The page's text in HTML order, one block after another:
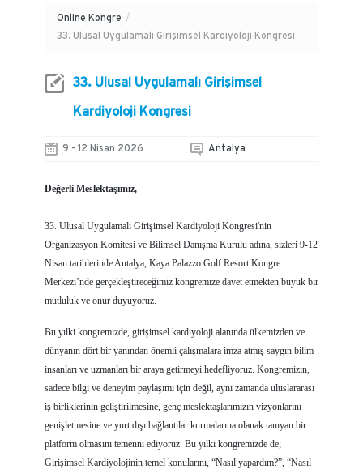
Online Kongre
/
33. Ulusal Uygulamalı Girişimsel Kardiyoloji Kongresi
33. Ulusal Uygulamalı Girişimsel
Kardiyoloji Kongresi
9 - 12 Nisan 2026 Antalya
Değerli Meslektaşımız,
33. Ulusal Uygulamalı Girişimsel Kardiyoloji Kongresi'nin
Organizasyon Komitesi ve Bilimsel Danışma Kurulu adına, sizleri 9-12
Nisan tarihlerinde Antalya, Kaya Palazzo Golf Resort Kongre
Merkezi’nde gerçekleştireceğimiz kongremize davet etmekten büyük bir
mutluluk ve onur duyuyoruz.
Bu yılki kongremizde, girişimsel kardiyoloji alanında ülkemizden ve
dünyanın dört bir yanından önemli çalışmalara imza atmış saygın bilim
insanları ve uzmanları bir araya getirmeyi hedefliyoruz. Kongremizin,
sadece bilgi ve deneyim paylaşımı için değil, aynı zamanda uluslararası
iş birliklerinin geliştirilmesine, genç meslektaşlarımızın vizyonlarını
genişletmesine ve yurt dışı bağlantılar kurmalarına olanak tanıyan bir
platform olmasını temenni ediyoruz. Bu yılki kongremizde de;
Girişimsel Kardiyolojinin temel konularını, “Nasıl yapardım?”, “Nasıl